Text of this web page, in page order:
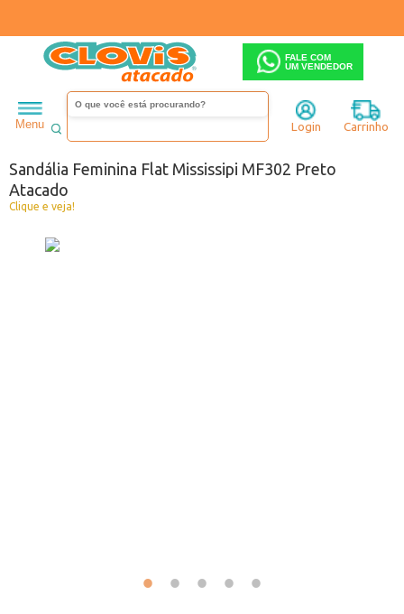
FALE COM
UM VENDEDOR
Menu Login Carrinho
Feminino Sandália Salto baixo
Sandália Feminina Flat Mississipi MF302 Preto
Atacado
Clique e veja!